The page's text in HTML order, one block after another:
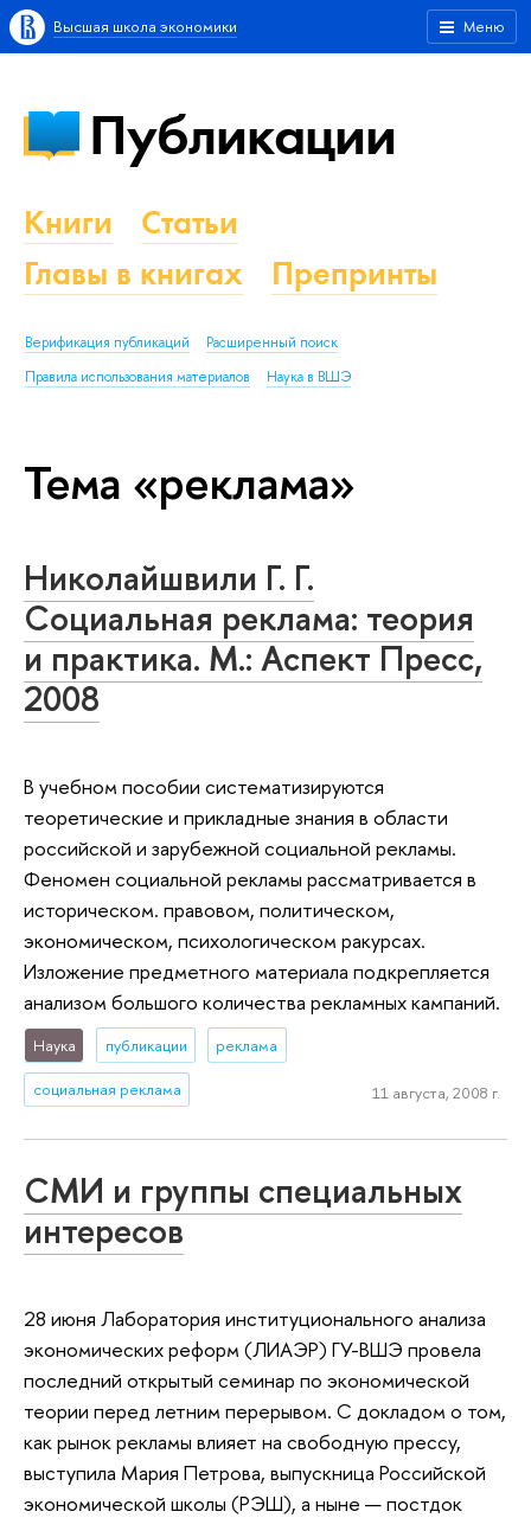
Меню
Высшая школа экономики
Публикации
Книги
Статьи
Главы в книгах
Препринты
Верификация публикаций
Расширенный поиск
Правила использования материалов
Наука в ВШЭ
Тема «реклама»
Николайшвили Г. Г.
Социальная реклама: теория
и практика. М.: Аспект Пресс,
2008
В учебном пособии систематизируются
теоретические и прикладные знания в области
российской и зарубежной социальной рекламы.
Феномен социальной рекламы рассматривается в
историческом. правовом, политическом,
экономическом, психологическом ракурсах.
Изложение предметного материала подкрепляется
анализом большого количества рекламных кампаний.
Наука публикации реклама
социальная реклама 11 августа, 2008 г.
СМИ и группы специальных
интересов
28 июня Лаборатория институционального анализа
экономических реформ (ЛИАЭР) ГУ-ВШЭ провела
последний открытый семинар по экономической
теории перед летним перерывом. C докладом о том,
как рынок рекламы влияет на свободную прессу,
выступила Мария Петрова, выпускница Российской
экономической школы (РЭШ), а ныне — постдок